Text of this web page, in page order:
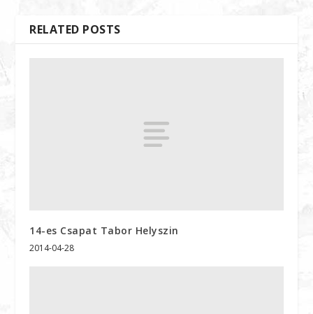
RELATED POSTS
14-es Csapat Tabor Helyszin
2014-04-28